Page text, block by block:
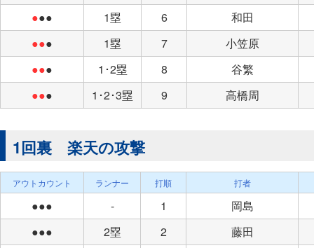
●●● 1塁 6
和田
●●● 1塁 7
小笠原
●●● 1･2塁 8
谷繁
●●● 1･2･3塁 9 高橋周
1回裏 楽天の攻撃
アウトカウント ランナー 打順 打者
●●● - 1
岡島
●●●
2塁 2
藤田